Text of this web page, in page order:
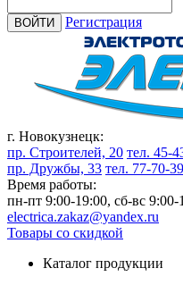
ВОЙТИ Регистрация
г. Новокузнецк:
пр. Строителей, 20 тел. 45-
пр. Дружбы, 33 тел. 77-70-39
Время работы:
пн-пт 9:00-19:00, сб-вс 9:00-
electrica.zakaz@yandex.ru
Товары со скидкой
Каталог продукции